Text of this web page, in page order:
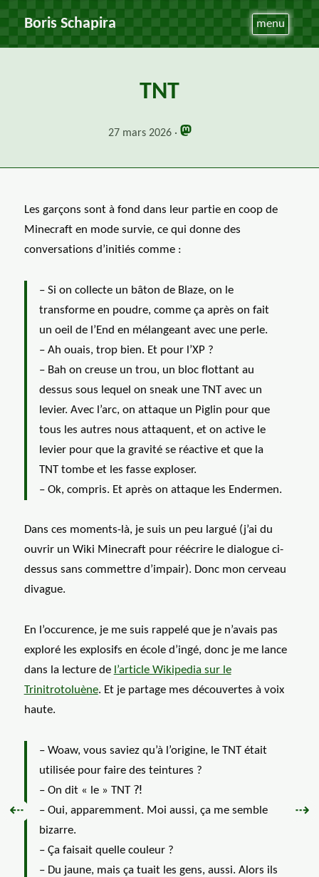
Boris Schapira menu
TNT
27 mars 2026
Les garçons sont à fond dans leur partie en coop de
Minecraft en mode survie, ce qui donne des
conversations d’initiés comme :
– Si on collecte un bâton de Blaze, on le
transforme en poudre, comme ça après on fait
un oeil de l’End en mélangeant avec une perle.
– Ah ouais, trop bien. Et pour l’XP ?
– Bah on creuse un trou, un bloc flottant au
dessus sous lequel on sneak une TNT avec un
levier. Avec l’arc, on attaque un Piglin pour que
tous les autres nous attaquent, et on active le
levier pour que la gravité se réactive et que la
TNT tombe et les fasse exploser.
– Ok, compris. Et après on attaque les Endermen.
Dans ces moments-là, je suis un peu largué (j’ai du
ouvrir un Wiki Minecraft pour réécrire le dialogue ci-
dessus sans commettre d’impair). Donc mon cerveau
divague.
En l’occurence, je me suis rappelé que je n’avais pas
exploré les explosifs en école d’ingé, donc je me lance
dans la lecture de l’article Wikipedia sur le
Trinitrotoluène. Et je partage mes découvertes à voix
haute.
– Woaw, vous saviez qu’à l’origine, le TNT était
utilisée pour faire des teintures ?
– On dit « le » TNT ⁈
– Oui, apparemment. Moi aussi, ça me semble
bizarre.
– Ça faisait quelle couleur ?
– Du jaune, mais ça tuait les gens, aussi. Alors ils
Précédent :
⇠ ⇢